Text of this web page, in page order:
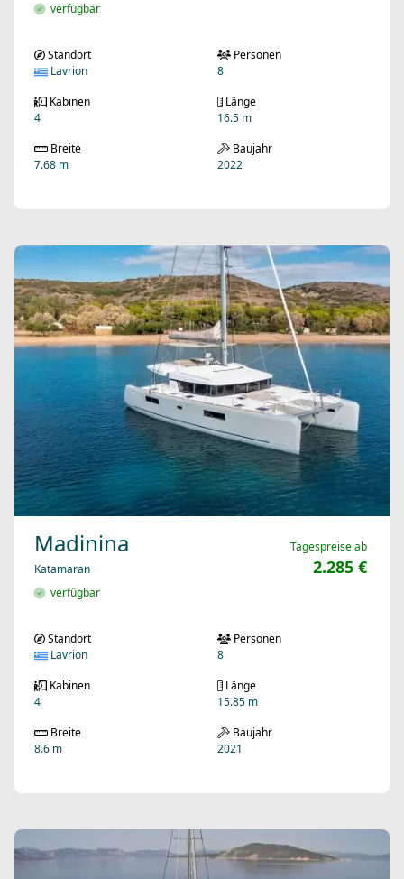
verfügbar
Standort
Lavrion
Personen
8
Kabinen
4
Länge
16.5 m
Breite
7.68 m
Baujahr
2022
Madinina
Katamaran
verfügbar
Tagespreise ab
2.285 €
Standort
Lavrion
Personen
8
Kabinen
4
Länge
15.85 m
Breite
8.6 m
Baujahr
2021